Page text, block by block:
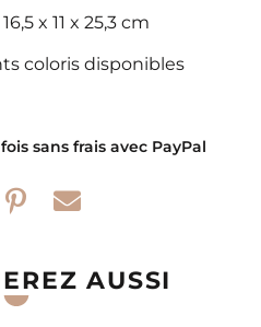
16,5 x 11 x 25,3 cm
coloris disponibles
sans frais avec PayPal
AUSSI